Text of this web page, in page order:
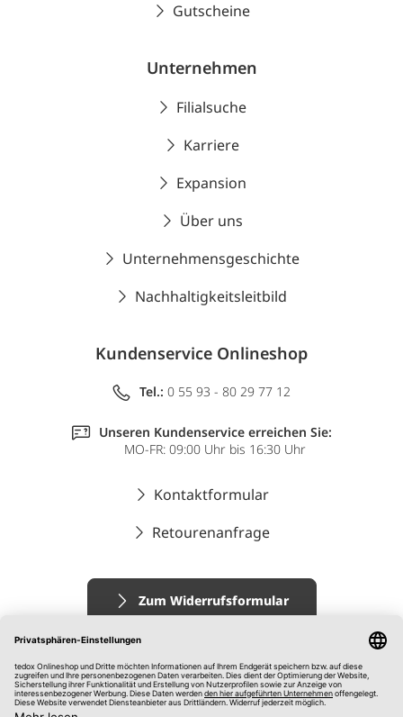
Gutscheine
Unternehmen
Filialsuche
Karriere
Expansion
Über uns
Unternehmensgeschichte
Nachhaltigkeitsleitbild
Kundenservice Onlineshop
Tel.: 0 55 93 - 80 29 77 12
Unseren Kundenservice erreichen Sie:
MO-FR: 09:00 Uhr bis 16:30 Uhr
Kontaktformular
Retourenanfrage
Zum Widerrufsformular
Impressum
AGB